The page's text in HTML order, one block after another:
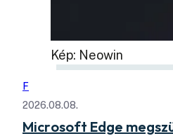
Kép: Neowin
F
2026.08.08.
Microsoft Edge